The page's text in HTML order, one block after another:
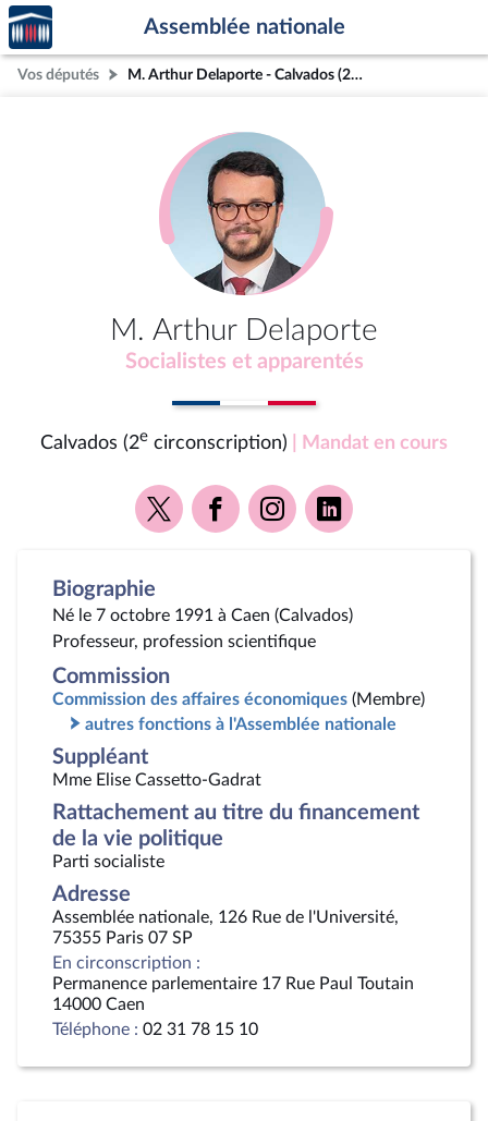
Aller au contenu
Aller en bas de la page
Accèder
à la
page
d'accueil
Assemblée nationale
Vos députés M. Arthur Delaporte - Calvados (2e circonscription)
M. Arthur Delaporte
Socialistes et apparentés
Calvados (2e circonscription) | Mandat en cours
Voir
la
Voir
la
Voir
la
Voir
la
Biographie
Né le 7 octobre 1991 à Caen (Calvados)
Professeur, profession scientifique
Commission
Commission des affaires économiques (Membre)
autres fonctions à l'Assemblée nationale
Suppléant
Mme Elise Cassetto-Gadrat
Rattachement au titre du financement
de la vie politique
Parti socialiste
Adresse
Assemblée nationale, 126 Rue de l'Université,
75355 Paris 07 SP
En circonscription :
Permanence parlementaire 17 Rue Paul Toutain
14000 Caen
Téléphone : 02 31 78 15 10